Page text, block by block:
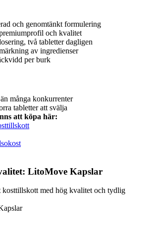
och genomtänkt formulering
och kvalitet
två tabletter dagligen
av ingredienser
per burk
många konkurrenter
tabletter att svälja
att köpa här:
LitoMove Kapslar
kosttillskott med hög kvalitet och tydlig